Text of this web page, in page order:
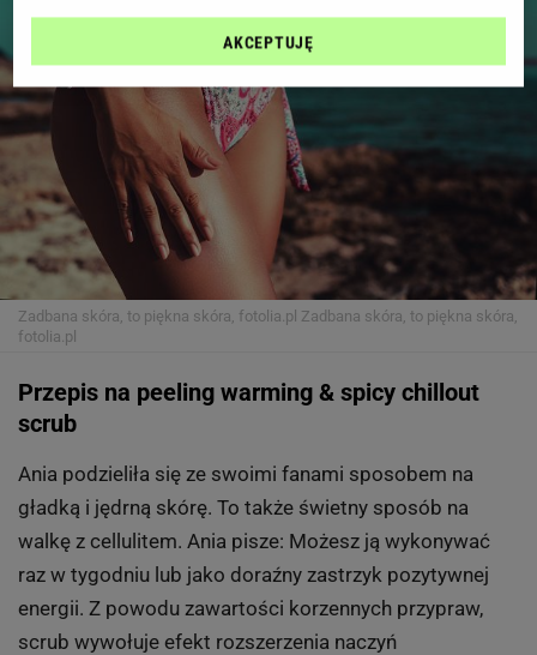
Zadbana skóra, to piękna skóra, fotolia.pl Zadbana skóra, to piękna skóra,
fotolia.pl
Przepis na peeling warming & spicy chillout
scrub
Ania podzieliła się ze swoimi fanami sposobem na
gładką i jędrną skórę. To także świetny sposób na
walkę z cellulitem. Ania pisze: Możesz ją wykonywać
raz w tygodniu lub jako doraźny zastrzyk pozytywnej
energii. Z powodu zawartości korzennych przypraw,
scrub wywołuje efekt rozszerzenia naczyń
AKCEPTUJĘ